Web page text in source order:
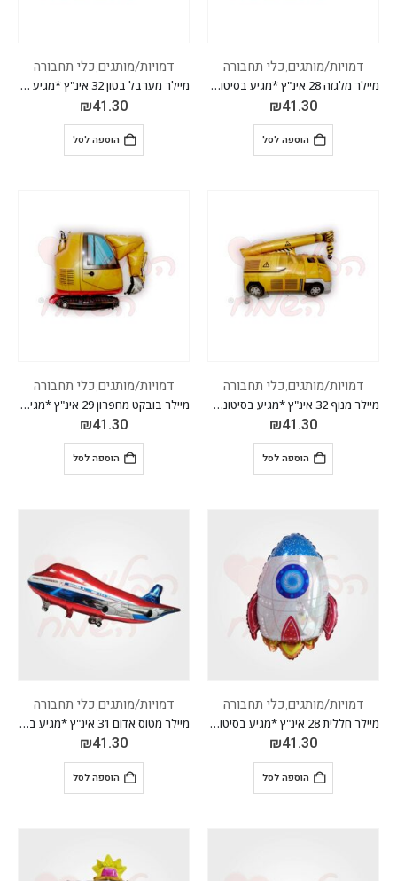
דמויות/מותגים, כלי תחבורה
מיילר מלגזה 28 אינ"ץ *מגיע בסיטונאות חבילה של 5 יח'*
₪41.30
הוספה לסל
דמויות/מותגים, כלי תחבורה
מיילר מערבל בטון 32 אינ"ץ *מגיע בסיטונאות חבילה של 5 יח'*
₪41.30
הוספה לסל
דמויות/מותגים, כלי תחבורה
מיילר מנוף 32 אינ"ץ *מגיע בסיטונאות חבילה של 5 יח'*
₪41.30
הוספה לסל
דמויות/מותגים, כלי תחבורה
מיילר בובקט מחפרון 29 אינ"ץ *מגיע בסיטונאות חבילה של 5 יח'*
₪41.30
הוספה לסל
דמויות/מותגים, כלי תחבורה
מיילר חללית 28 אינ"ץ *מגיע בסיטונאות חבילה של 5 יח'*
₪41.30
הוספה לסל
דמויות/מותגים, כלי תחבורה
מיילר מטוס אדום 31 אינ"ץ *מגיע בסיטונאות חבילה של 5 יח'*
₪41.30
הוספה לסל